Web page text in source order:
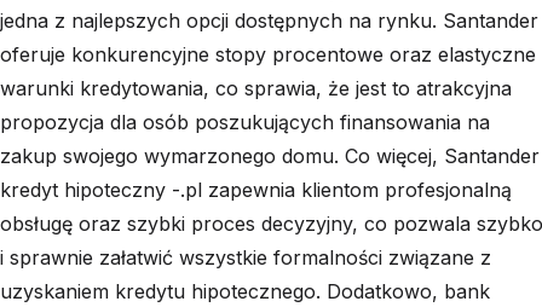
jedna z najlepszych opcji dostępnych na rynku. Santander
oferuje konkurencyjne stopy procentowe oraz elastyczne
warunki kredytowania, co sprawia, że jest to atrakcyjna
propozycja dla osób poszukujących finansowania na
zakup swojego wymarzonego domu. Co więcej, Santander
kredyt hipoteczny -.pl zapewnia klientom profesjonalną
obsługę oraz szybki proces decyzyjny, co pozwala szybko
i sprawnie załatwić wszystkie formalności związane z
uzyskaniem kredytu hipotecznego. Dodatkowo, bank